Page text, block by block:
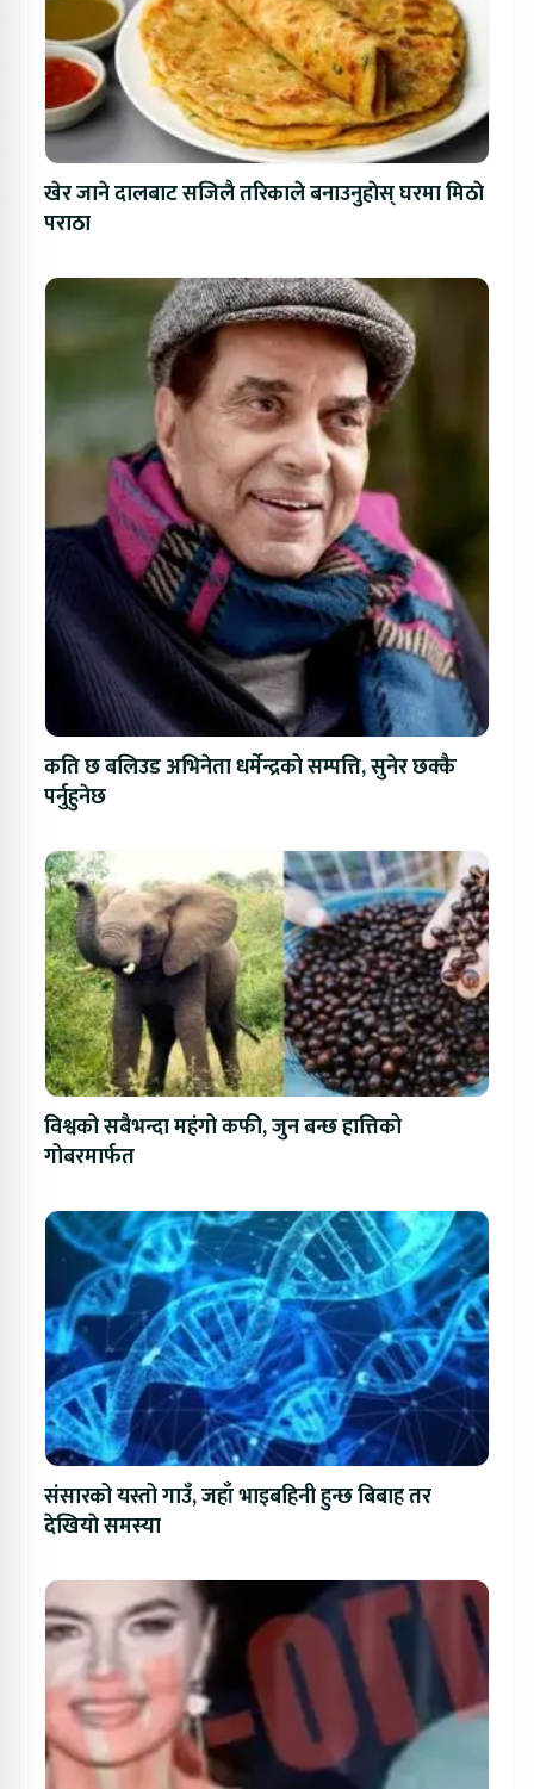
खेर जाने दालबाट सजिलै तरिकाले बनाउनुहाेस् घरमा मिठाे
पराठा
कति छ बलिउड अभिनेता धर्मेन्द्रको सम्पत्ति, सुनेर छक्कै
पर्नुहुनेछ
विश्वको सबैभन्दा महंगो कफी, जुन बन्छ हात्तिको
गोबरमार्फत
संसारको यस्तो गाउँ, जहाँ भाइबहिनी हुन्छ बिबाह तर
देखियाे समस्या